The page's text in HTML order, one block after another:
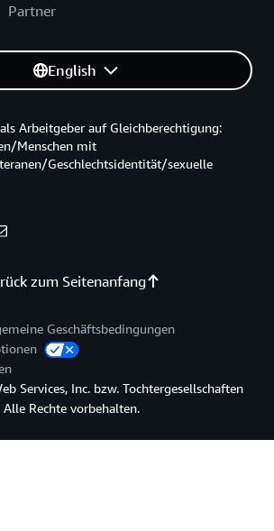
Partner
English
zum Seitenanfang
Arbeitgeber auf Gleichberechtigung:
Menschen mit
Geschlechtsidentität/sexuelle
Geschäftsbedingungen
Services, Inc. bzw. Tochtergesellschaften
Rechte vorbehalten.